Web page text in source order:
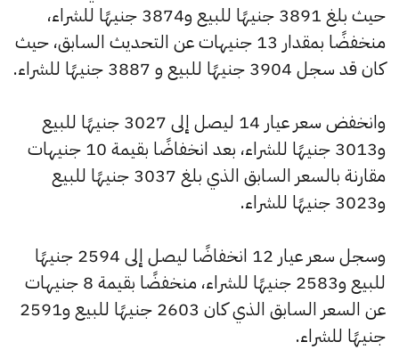
حيث بلغ 3891 جنيهًا للبيع و3874 جنيهًا للشراء،
منخفضًا بمقدار 13 جنيهات عن التحديث السابق، حيث
كان قد سجل 3904 جنيهًا للبيع و 3887 جنيهًا للشراء.
وانخفض سعر عيار 14 ليصل إلى 3027 جنيهًا للبيع
و3013 جنيهًا للشراء، بعد انخفاضًا بقيمة 10 جنيهات
مقارنة بالسعر السابق الذي بلغ 3037 جنيهًا للبيع
و3023 جنيهًا للشراء.
وسجل سعر عيار 12 انخفاضًا ليصل إلى 2594 جنيهًا
للبيع و2583 جنيهًا للشراء، منخفضًا بقيمة 8 جنيهات
عن السعر السابق الذي كان 2603 جنيهًا للبيع و2591
جنيهًا للشراء.